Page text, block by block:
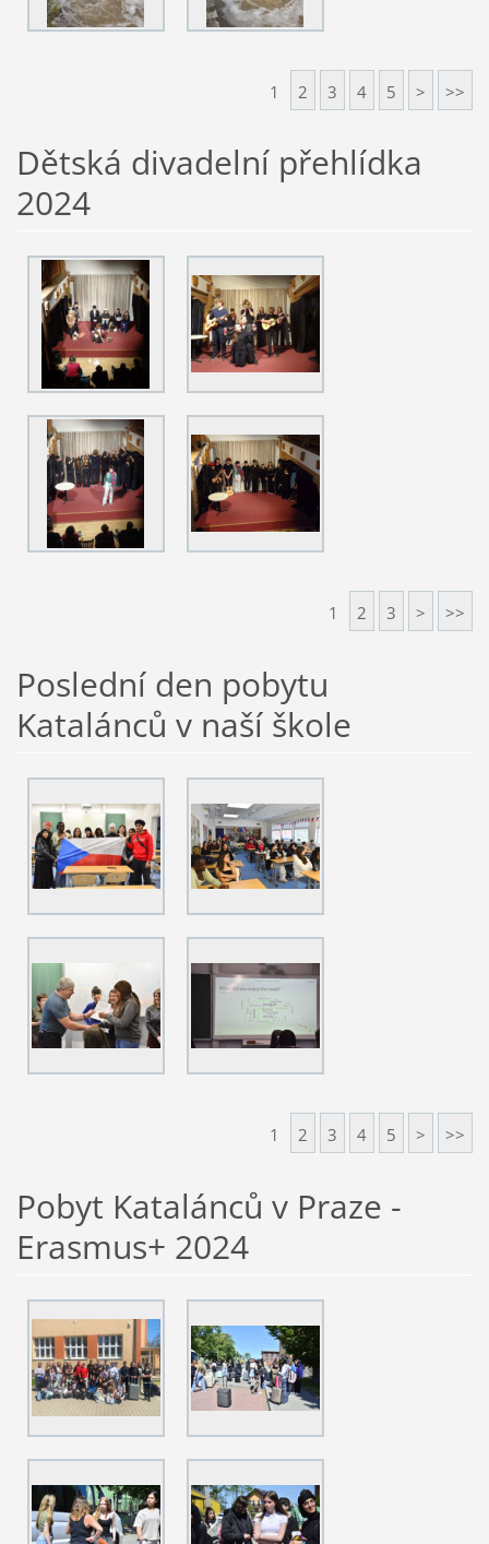
1 2 3 4 5 > >>
Dětská divadelní přehlídka
2024
1 2 3 > >>
Poslední den pobytu
Katalánců v naší škole
1 2 3 4 5 > >>
Pobyt Katalánců v Praze -
Erasmus+ 2024